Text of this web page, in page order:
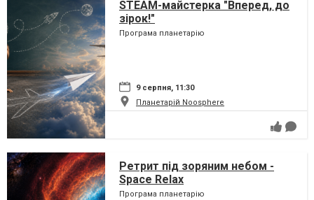
STEAM-майстерка "Вперед, до
зірок!"
Програма планетарію
9 серпня, 11:30
Планетарій Noosphere
Ретрит під зоряним небом -
Space Relax
Програма планетарію